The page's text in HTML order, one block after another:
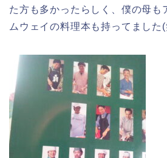
た方も多かったらしく、僕の母も
ムウェイの料理本も持ってました